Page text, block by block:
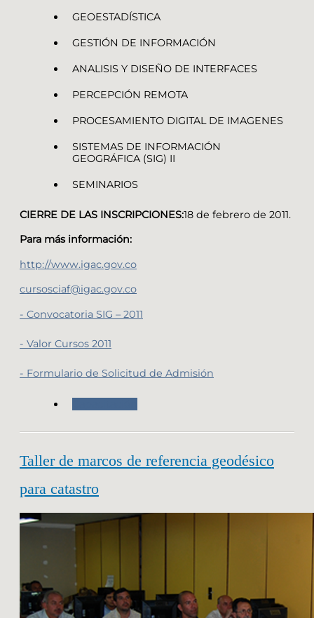
GEOESTADÍSTICA
GESTIÓN DE INFORMACIÓN
ANALISIS Y DISEÑO DE INTERFACES
PERCEPCIÓN REMOTA
PROCESAMIENTO DIGITAL DE IMAGENES
SISTEMAS DE INFORMACIÓN
GEOGRÁFICA (SIG) II
SEMINARIOS
CIERRE DE LAS INSCRIPCIONES:18 de febrero de 2011.
Para más información:
http://www.igac.gov.co
cursosciaf@igac.gov.co
- Convocatoria SIG – 2011
- Valor Cursos 2011
- Formulario de Solicitud de Admisión
Taller de marcos de referencia geodésico
para catastro